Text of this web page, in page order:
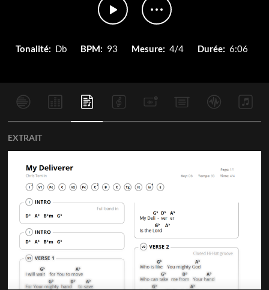
Tonalité: Db BPM: 93 Mesure: 4/4 Durée: 6:06
EXTRAIT